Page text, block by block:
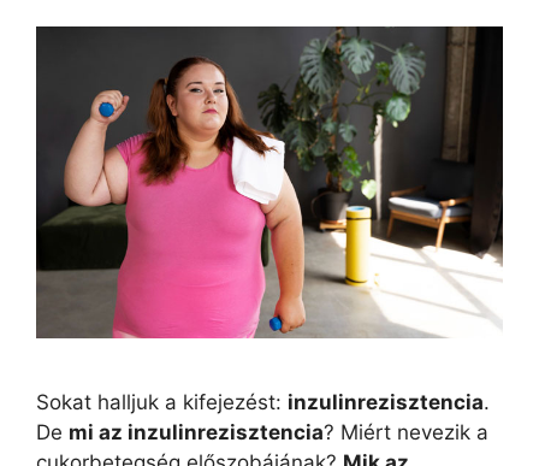
Sokat halljuk a kifejezést: inzulinrezisztencia.
De mi az inzulinrezisztencia? Miért nevezik a